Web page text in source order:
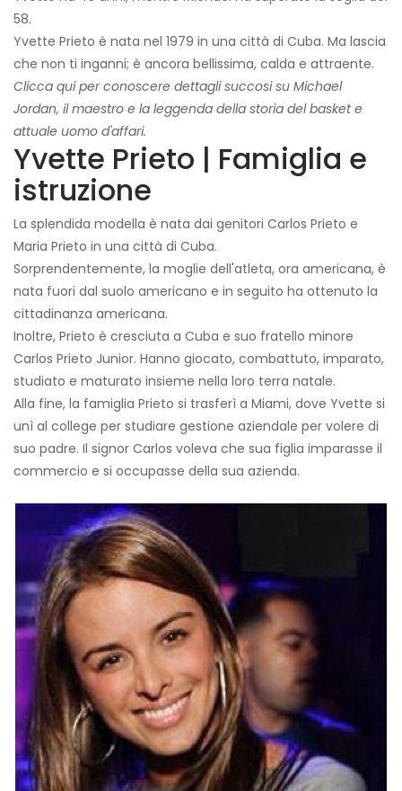
58.
Yvette Prieto è nata nel 1979 in una città di Cuba. Ma lascia
che non ti inganni; è ancora bellissima, calda e attraente.
Clicca qui per conoscere dettagli succosi su Michael
Jordan, il maestro e la leggenda della storia del basket e
attuale uomo d'affari.
Yvette Prieto | Famiglia e
istruzione
La splendida modella è nata dai genitori Carlos Prieto e
Maria Prieto in una città di Cuba.
Sorprendentemente, la moglie dell'atleta, ora americana, è
nata fuori dal suolo americano e in seguito ha ottenuto la
cittadinanza americana.
Inoltre, Prieto è cresciuta a Cuba e suo fratello minore
Carlos Prieto Junior. Hanno giocato, combattuto, imparato,
studiato e maturato insieme nella loro terra natale.
Alla fine, la famiglia Prieto si trasferì a Miami, dove Yvette si
unì al college per studiare gestione aziendale per volere di
suo padre. Il signor Carlos voleva che sua figlia imparasse il
commercio e si occupasse della sua azienda.